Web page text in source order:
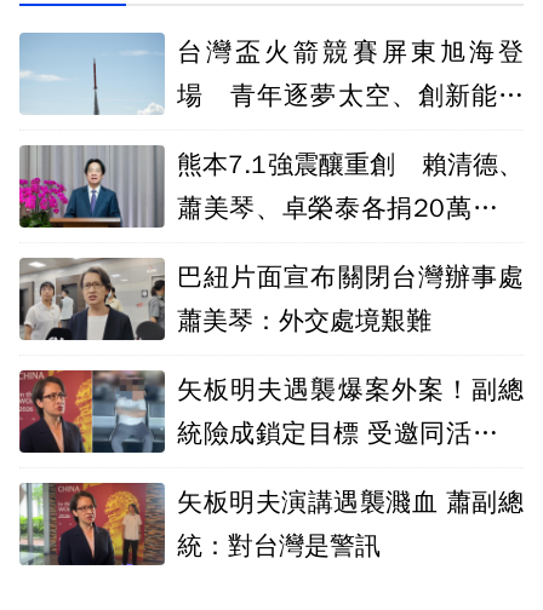
台灣盃火箭競賽屏東旭海登
場 青年逐夢太空、創新能量
熊本7.1強震釀重創 賴清德、
蕭美琴、卓榮泰各捐20萬元賑
巴紐片面宣布關閉台灣辦事處
蕭美琴：外交處境艱難
矢板明夫遇襲爆案外案！副總
統險成鎖定目標 受邀同活動因
矢板明夫演講遇襲濺血 蕭副總
統：對台灣是警訊